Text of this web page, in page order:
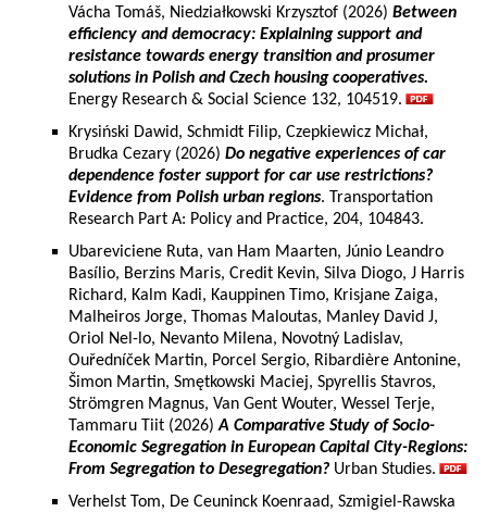
Vácha Tomáš, Niedziałkowski Krzysztof (2026) Between
efficiency and democracy: Explaining support and
resistance towards energy transition and prosumer
solutions in Polish and Czech housing cooperatives.
Energy Research & Social Science 132, 104519.
Krysiński Dawid, Schmidt Filip, Czepkiewicz Michał,
Brudka Cezary (2026) Do negative experiences of car
dependence foster support for car use restrictions?
Evidence from Polish urban regions. Transportation
Research Part A: Policy and Practice, 204, 104843.
Ubareviciene Ruta, van Ham Maarten, Júnio Leandro
Basílio, Berzins Maris, Credit Kevin, Silva Diogo, J Harris
Richard, Kalm Kadi, Kauppinen Timo, Krisjane Zaiga,
Malheiros Jorge, Thomas Maloutas, Manley David J,
Oriol Nel-lo, Nevanto Milena, Novotný Ladislav,
Ouředníček Martin, Porcel Sergio, Ribardière Antonine,
Šimon Martin, Smętkowski Maciej, Spyrellis Stavros,
Strömgren Magnus, Van Gent Wouter, Wessel Terje,
Tammaru Tiit (2026)A Comparative Study of Socio-
Economic Segregation in European Capital City-Regions:
From Segregation to Desegregation? Urban Studies.
Verhelst Tom, De Ceuninck Koenraad, Szmigiel-Rawska